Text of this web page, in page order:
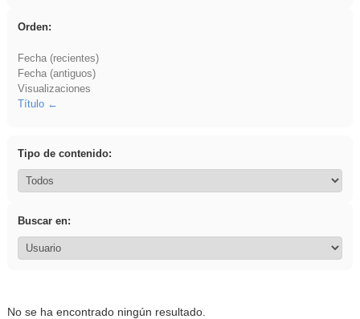
Orden:
Fecha (recientes)
Fecha (antiguos)
Visualizaciones
Título
Tipo de contenido:
Buscar en:
No se ha encontrado ningún resultado.